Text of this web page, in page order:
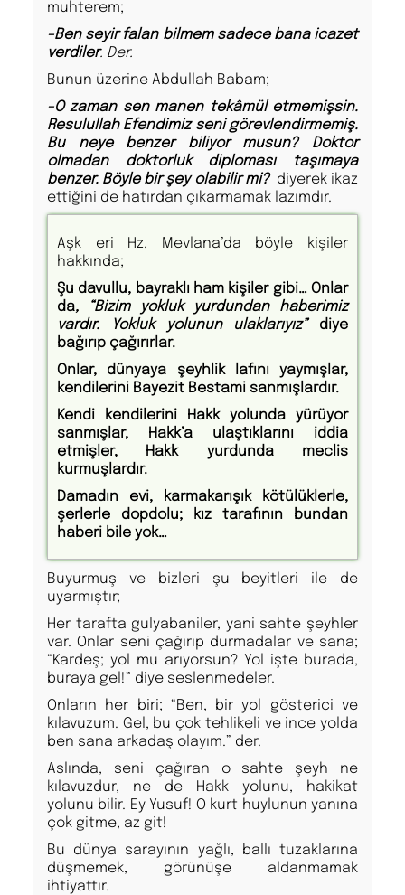
muhterem;
-Ben seyir falan bilmem sadece bana icazet
verdiler. Der.
Bunun üzerine Abdullah Babam;
-O zaman sen manen tekâmül etmemişsin.
Resulullah Efendimiz seni görevlendirmemiş.
Bu neye benzer biliyor musun? Doktor
olmadan doktorluk diploması taşımaya
benzer. Böyle bir şey olabilir mi? diyerek ikaz
ettiğini de hatırdan çıkarmamak lazımdır.
Aşk eri Hz. Mevlana’da böyle kişiler
hakkında;
Şu davullu, bayraklı ham kişiler gibi… Onlar
da, “Bizim yokluk yurdundan haberimiz
vardır. Yokluk yolunun ulaklarıyız” diye
bağırıp çağırırlar.
Onlar, dünyaya şeyhlik lafını yaymışlar,
kendilerini Bayezit Bestami sanmışlardır.
Kendi kendilerini Hakk yolunda yürüyor
sanmışlar, Hakk’a ulaştıklarını iddia
etmişler, Hakk yurdunda meclis
kurmuşlardır.
Damadın evi, karmakarışık kötülüklerle,
şerlerle dopdolu; kız tarafının bundan
haberi bile yok…
Buyurmuş ve bizleri şu beyitleri ile de
uyarmıştır;
Her tarafta gulyabaniler, yani sahte şeyhler
var. Onlar seni çağırıp durmadalar ve sana;
“Kardeş; yol mu arıyorsun? Yol işte burada,
buraya gel!” diye seslenmedeler.
Onların her biri; “Ben, bir yol gösterici ve
kılavuzum. Gel, bu çok tehlikeli ve ince yolda
ben sana arkadaş olayım.” der.
Aslında, seni çağıran o sahte şeyh ne
kılavuzdur, ne de Hakk yolunu, hakikat
yolunu bilir. Ey Yusuf! O kurt huylunun yanına
çok gitme, az git!
Bu dünya sarayının yağlı, ballı tuzaklarına
düşmemek, görünüşe aldanmamak
ihtiyattır.